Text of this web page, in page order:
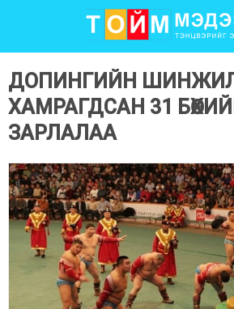
ДОПИНГИЙН
ХАМРАГДСАН 31
ЗАРЛАЛАА